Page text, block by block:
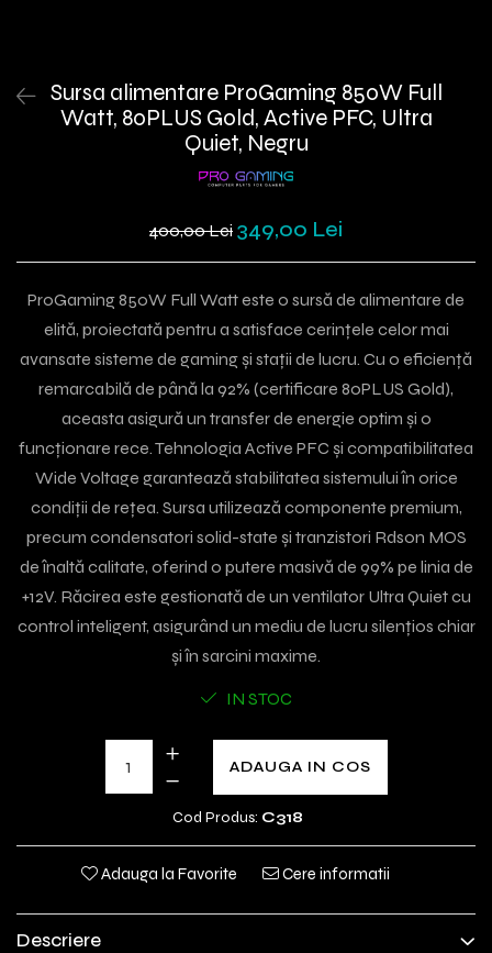
Sursa alimentare ProGaming 850W Full
Watt, 80PLUS Gold, Active PFC, Ultra
Quiet, Negru
400,00 Lei 349,00 Lei
ProGaming 850W Full Watt este o sursă de alimentare de
elită, proiectată pentru a satisface cerințele celor mai
avansate sisteme de gaming și stații de lucru. Cu o eficiență
remarcabilă de până la 92% (certificare 80PLUS Gold),
aceasta asigură un transfer de energie optim și o
funcționare rece. Tehnologia Active PFC și compatibilitatea
Wide Voltage garantează stabilitatea sistemului în orice
condiții de rețea. Sursa utilizează componente premium,
precum condensatori solid-state și tranzistori Rdson MOS
de înaltă calitate, oferind o putere masivă de 99% pe linia de
+12V. Răcirea este gestionată de un ventilator Ultra Quiet cu
control inteligent, asigurând un mediu de lucru silențios chiar
și în sarcini maxime.
IN STOC
ADAUGA IN COS
Cod Produs: C318
Adauga la Favorite Cere informatii
Descriere